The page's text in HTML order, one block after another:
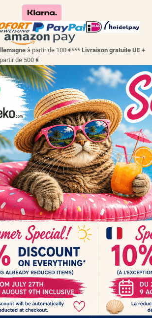
à partir de 100 €*** Livraison gratuite UE +
de 500 €